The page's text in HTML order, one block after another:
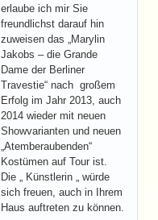
erlaube ich mir Sie
freundlichst darauf hin
zuweisen das „Marylin
Jakobs – die Grande
Dame der Berliner
Travestie“ nach großem
Erfolg im Jahr 2013, auch
2014 wieder mit neuen
Showvarianten und neuen
„Atemberaubenden“
Kostümen auf Tour ist.
Die „ Künstlerin „ würde
sich freuen, auch in Ihrem
Haus auftreten zu können.